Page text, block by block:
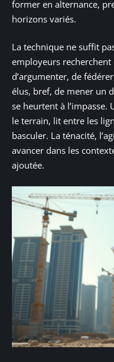
former en alternance,
horizons variés.
La technique ne suffit
employeurs recherchent
d’argumenter, de
élus, bref, de mener un
se heurtent à
le terrain, lit entre les
basculer. La ténacité,
avancer dans les
ajoutée.